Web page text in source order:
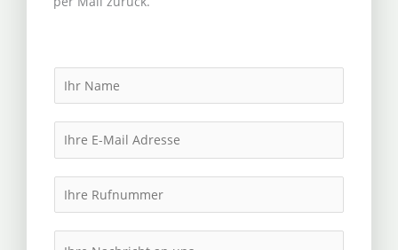
a
m
m
a
h
r